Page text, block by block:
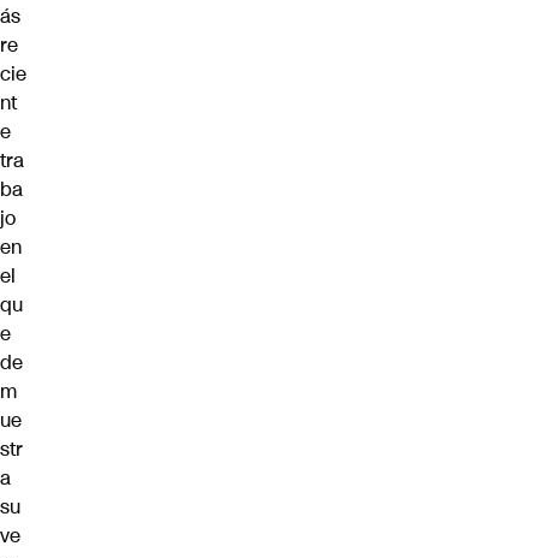
ás
re
cie
nt
e
tra
ba
jo
en
el
qu
e
de
m
ue
str
a
su
ve